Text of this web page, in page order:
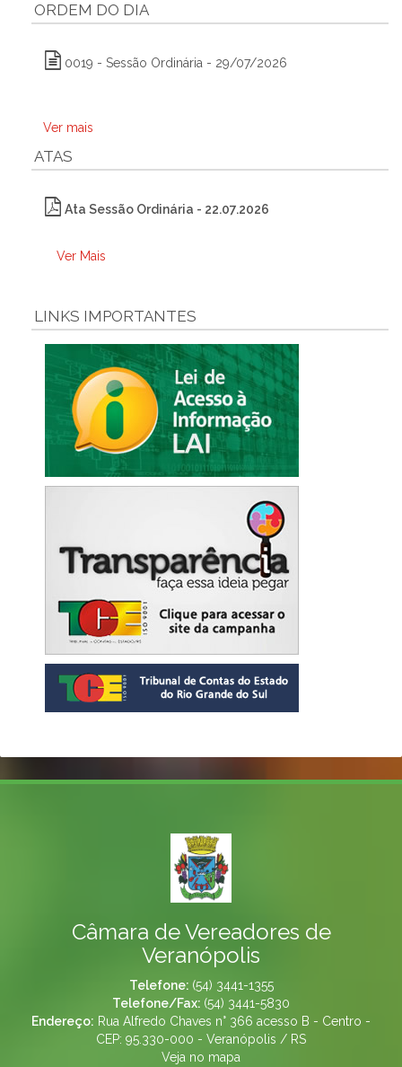
ORDEM DO DIA
0019 - Sessão Ordinária - 29/07/2026
Ver mais
ATAS
Ata Sessão Ordinária - 22.07.2026
Ver Mais
LINKS IMPORTANTES
Câmara de Vereadores de
Veranópolis
Telefone: (54) 3441-1355
Telefone/Fax: (54) 3441-5830
Endereço: Rua Alfredo Chaves n° 366 acesso B - Centro -
CEP: 95.330-000 - Veranópolis / RS
Veja no mapa